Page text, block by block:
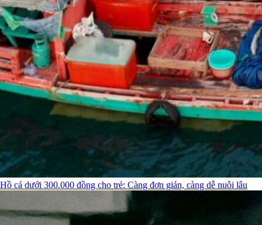
Hồ cá dưới 300.000 đồng cho trẻ: Càng đơn giản, càng dễ nuôi lâu